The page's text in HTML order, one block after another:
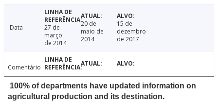
Data
27 de
março
de 2014
20 de
maio de
2014
15 de
dezembro
de 2017
Comentário
100% of departments have updated information on
agricultural production and its destination.